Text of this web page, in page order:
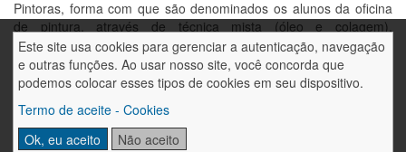
Este site usa cookies para gerenciar a autenticação, navegação
e outras funções. Ao usar nosso site, você concorda que
podemos colocar esses tipos de cookies em seu dispositivo.
Termo de aceite - Cookies
Ok, eu aceito
Não aceito
Pintoras, forma com que são denominados os alunos da oficina
de pintura, através de técnica mista (óleo e colagem),
homenagearam as mães, com obras que estão em exposição no
hall de entrada do Colégio.